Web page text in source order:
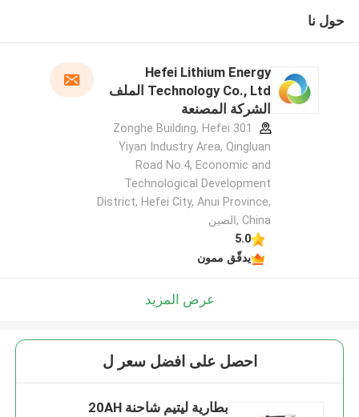
حول نا
Hefei Lithium Energy
Technology Co., Ltd الملف
الشركة المصنعة
301 Zonghe Building, Hefei
Yiyan Industry Area, Qingluan
Road No.4, Economic and
Technological Development
District, Hefei City, Anui Province,
China ,الصين
5.0
يدقّق ممون
عرض المزيد
احصل على افضل سعر ل
بطارية ليتيم شاحنة 20AH